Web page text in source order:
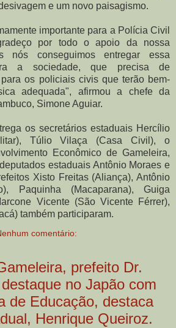
e um novo paisagismo.
importante para a Polícia Civil
por todo o apoio da nossa
nós conseguimos entregar essa
a sociedade, que precisa de
os policiais civis que terão bem-
adequada", afirmou a chefe da
Simone Aguiar.
os secretários estaduais Hercílio
Túlio Vilaça (Casa Civil), o
Econômico de Gameleira,
estaduais Antônio Moraes e
Xisto Freitas (Aliança), Antônio
Paquinha (Macaparana), Guiga
Vicente (São Vicente Férrer),
também participaram.
comentário:
prefeito Dr.
no Japão com
de Educação, destaca
Henrique Queiroz.